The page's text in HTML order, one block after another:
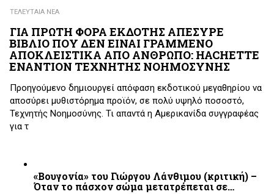
ΤΕΛΕΥΤΑΙΑ ΝΕΑ
ΓΙΑ ΠΡΩΤΗ ΦΟΡΑ ΕΚΔΟΤΗΣ ΑΠΕΣΥΡΕ
ΒΙΒΛΙΟ ΠΟΥ ΔΕΝ ΕΙΝΑΙ ΓΡΑΜΜΕΝΟ
ΑΠΟΚΛΕΙΣΤΙΚΑ ΑΠΟ ΑΝΘΡΩΠΟ: HACHETTE
ΕΝΑΝΤΙΟΝ ΤΕΧΝΗΤΗΣ ΝΟΗΜΟΣΥΝΗΣ
Προηγούμενο δημιουργεί απόφαση εκδοτικού μεγαθηρίου να
αποσύρει μυθιστόρημα προϊόν, σε πολύ υψηλό ποσοστό,
Τεχνητής Νοημοσύνης. Τι απαντά η Αμερικανίδα συγγραφέας
για τ
«Βουγονία» του Γιώργου Λάνθιμου (κριτική) –
Όταν το πάσχον σώμα μετατρέπεται σε…